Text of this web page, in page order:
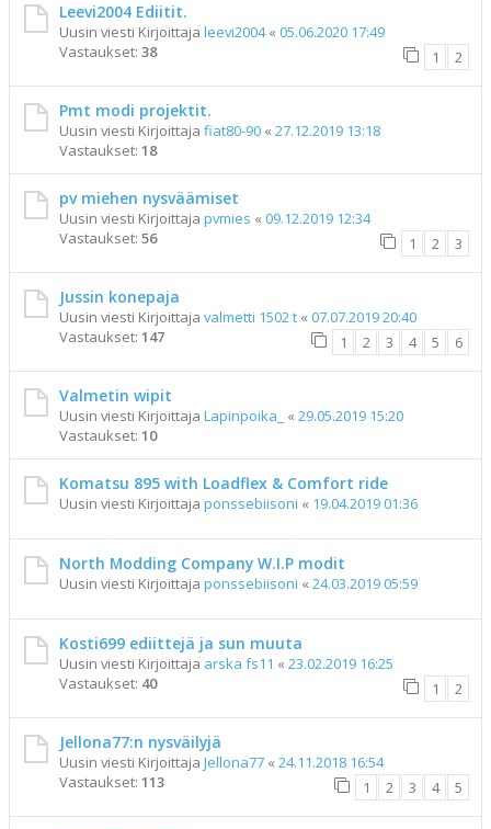
Leevi2004 Ediitit.
Uusin viesti Kirjoittaja leevi2004« 05.06.2020 17:49
Vastaukset: 38 1 2
Pmt modi projektit.
Uusin viesti Kirjoittaja fiat80-90 « 27.12.2019 13:18
Vastaukset: 18
pv miehen nysväämiset
Uusin viesti Kirjoittaja pvmies « 09.12.2019 12:34
Vastaukset: 56 1 2 3
Jussin konepaja
Uusin viesti Kirjoittaja valmetti 1502 t « 07.07.2019 20:40
Vastaukset: 147 1 2 3 4 5 6
Valmetin wipit
Uusin viesti Kirjoittaja Lapinpoika_ « 29.05.2019 15:20
Vastaukset: 10
Komatsu 895 with Loadflex & Comfort ride
Uusin viesti Kirjoittaja ponssebiisoni « 19.04.2019 01:36
North Modding Company W.I.P modit
Uusin viesti Kirjoittaja ponssebiisoni « 24.03.2019 05:59
Kosti699 ediittejä ja sun muuta
Uusin viesti Kirjoittaja arska fs11 « 23.02.2019 16:25
Vastaukset: 40 1 2
Jellona77:n nysväilyjä
Uusin viesti Kirjoittaja Jellona77 « 24.11.2018 16:54
Vastaukset: 113 1 2 3 4 5